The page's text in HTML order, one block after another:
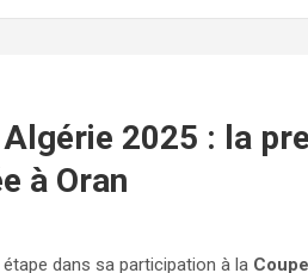
2025 : la
à Oran
dans sa participation à la